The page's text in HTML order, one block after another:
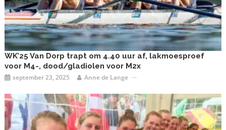
WK’25 Van Dorp trapt om 4.40 uur af, lakmoesproef
voor M4-, dood/gladiolen voor M2x
september 23, 2025 Anne de Lange